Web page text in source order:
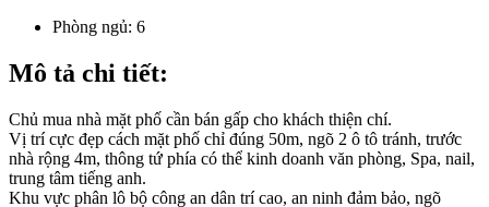
Phòng ngủ: 6
Mô tả chi tiết:
Chủ mua nhà mặt phố cần bán gấp cho khách thiện chí.
Vị trí cực đẹp cách mặt phố chỉ đúng 50m, ngõ 2 ô tô tránh, trước
nhà rộng 4m, thông tứ phía có thể kinh doanh văn phòng, Spa, nail,
trung tâm tiếng anh.
Khu vực phân lô bộ công an dân trí cao, an ninh đảm bảo, ngõ